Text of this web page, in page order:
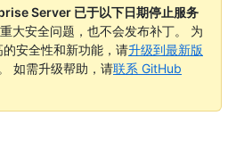
Server 已于以下日期停止服务
大安全问题，也不会发布补丁。 为
安全性和新功能，请升级到最新版
。 如需升级帮助，请联系 GitHub